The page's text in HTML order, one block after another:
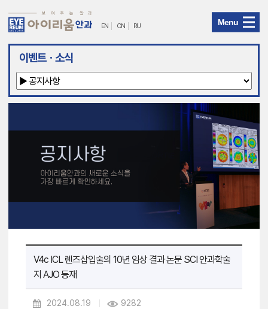
아
리
안
과
EN CN RU Menu
이벤트ㆍ소식
V4c ICL 렌즈삽입술의 10년 임상 결과 논문 SCI 안과학술
지 AJO 등재
2024.08.19 9282